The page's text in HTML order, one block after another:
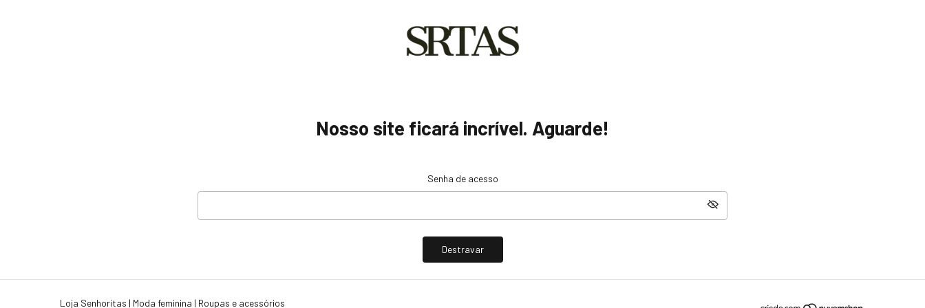
Nosso site ficará incrível. Aguarde!
Senha de acesso
Destravar
Loja Senhoritas | Moda feminina | Roupas e acessórios